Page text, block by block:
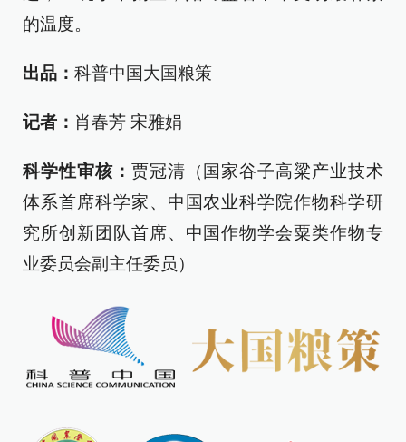
的温度。
出品： 科普中国大国粮策
记者： 肖春芳 宋雅娟
科学性审核： 贾冠清（国家谷子高粱产业技术
体系首席科学家、中国农业科学院作物科学研
究所创新团队首席、中国作物学会粟类作物专
业委员会副主任委员）